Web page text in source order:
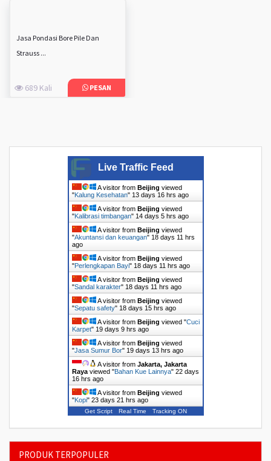
Jasa Pondasi Bore Pile Dan
Strauss ...
689 Kali PESAN
Live Traffic Feed
A visitor from Beijing viewed
"Kalung Kesehatan" 13 days 16 hrs ago
A visitor from Beijing viewed
"Kalibrasi timbangan" 14 days 5 hrs ago
A visitor from Beijing viewed
"Akuntansi dan keuangan" 18 days 11 hrs
ago
A visitor from Beijing viewed
"Perlengkapan Bayi" 18 days 11 hrs ago
A visitor from Beijing viewed
"Sandal karakter" 18 days 11 hrs ago
A visitor from Beijing viewed
"Sepatu safety" 18 days 15 hrs ago
A visitor from Beijing viewed "Cuci
Karpet" 19 days 9 hrs ago
A visitor from Beijing viewed
"Jasa Sumur Bor" 19 days 13 hrs ago
A visitor from Jakarta, Jakarta
Rayaviewed "Bahan Kue Lainnya" 22 days
16 hrs ago
A visitor from Beijing viewed
"Kopi" 23 days 21 hrs ago
Get Script Real Time Tracking ON
PRODUK TERPOPULER